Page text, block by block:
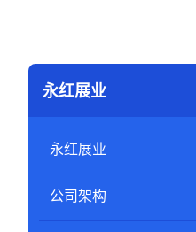
永红展业
永红展业
公司架构